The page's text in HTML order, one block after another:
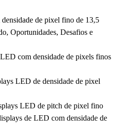
de pixel fino de 13,5
Oportunidades, Desafios e
com densidade de pixels finos
LED de densidade de pixel
LED de pitch de pixel fino
de LED com densidade de